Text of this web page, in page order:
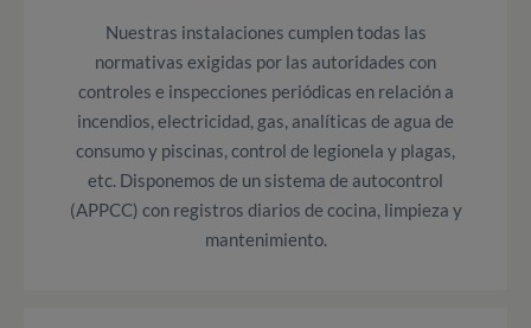
Nuestras instalaciones cumplen todas las
normativas exigidas por las autoridades con
controles e inspecciones periódicas en relación a
incendios, electricidad, gas, analíticas de agua de
consumo y piscinas, control de legionela y plagas,
etc. Disponemos de un sistema de autocontrol
(APPCC) con registros diarios de cocina, limpieza y
mantenimiento.